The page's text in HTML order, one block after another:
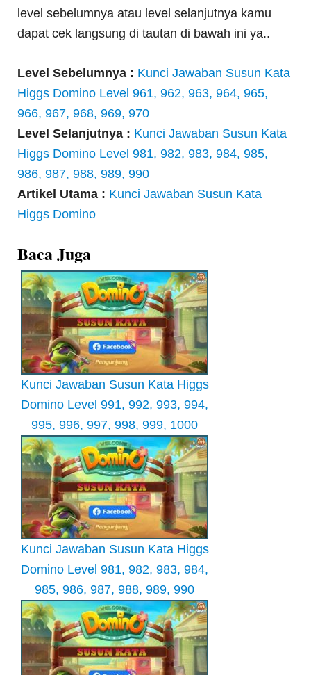
level sebelumnya atau level selanjutnya kamu
dapat cek langsung di tautan di bawah ini ya..
Level Sebelumnya : Kunci Jawaban Susun Kata
Higgs Domino Level 961, 962, 963, 964, 965,
966, 967, 968, 969, 970
Level Selanjutnya : Kunci Jawaban Susun Kata
Higgs Domino Level 981, 982, 983, 984, 985,
986, 987, 988, 989, 990
Artikel Utama : Kunci Jawaban Susun Kata
Higgs Domino
Baca Juga
Kunci Jawaban Susun Kata Higgs
Domino Level 991, 992, 993, 994,
995, 996, 997, 998, 999, 1000
Kunci Jawaban Susun Kata Higgs
Domino Level 981, 982, 983, 984,
985, 986, 987, 988, 989, 990